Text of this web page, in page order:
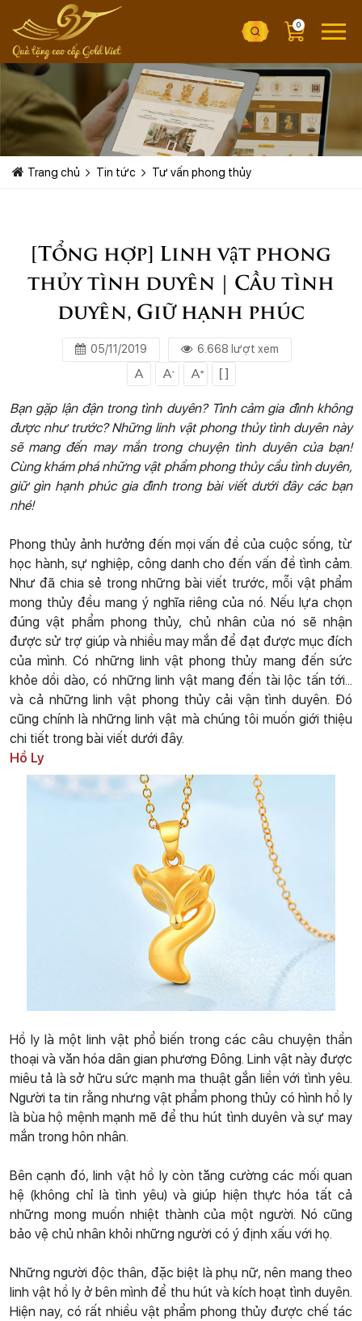
0
Trang chủ Tin tức Tư vấn phong thủy
[Tổng hợp] Linh vật phong
thủy tình duyên | Cầu tình
duyên, Giữ hạnh phúc
05/11/2019 6.668 lượt xem
Bạn gặp lận đận trong tình duyên? Tình cảm gia đình không
được như trước? Những linh vật phong thủy tình duyên này
sẽ mang đến may mắn trong chuyện tình duyên của bạn!
Cùng khám phá những vật phẩm phong thủy cầu tình duyên,
giữ gìn hạnh phúc gia đình trong bài viết dưới đây các bạn
nhé!
Phong thủy ảnh hưởng đến mọi vấn đề của cuộc sống, từ
học hành, sự nghiệp, công danh cho đến vấn đề tình cảm.
Như đã chia sẻ trong những bài viết trước, mỗi vật phẩm
mong thủy đều mang ý nghĩa riêng của nó. Nếu lựa chọn
đúng vật phẩm phong thủy, chủ nhân của nó sẽ nhận
được sử trợ giúp và nhiều may mắn để đạt được mục đích
của mình. Có những linh vật phong thủy mang đến sức
khỏe dồi dào, có những linh vật mang đến tài lộc tấn tới...
và cả những linh vật phong thủy cải vận tình duyên. Đó
cũng chính là những linh vật mà chúng tôi muốn giới thiệu
chi tiết trong bài viết dưới đây.
Hồ Ly
Hồ ly là một linh vật phổ biến trong các câu chuyện thần
thoại và văn hóa dân gian phương Đông. Linh vật này được
miêu tả là sở hữu sức mạnh ma thuật gắn liền với tình yêu.
Người ta tin rằng nhưng vật phẩm phong thủy có hình hồ ly
là bùa hộ mệnh mạnh mẽ để thu hút tình duyên và sự may
mắn trong hôn nhân.
Bên cạnh đó, linh vật hồ ly còn tăng cường các mối quan
hệ (không chỉ là tình yêu) và giúp hiện thực hóa tất cả
những mong muốn nhiệt thành của một người. Nó cũng
bảo vệ chủ nhân khỏi những người có ý định xấu với họ.
Những người độc thân, đặc biệt là phụ nữ, nên mang theo
linh vật hồ ly ở bên mình để thu hút và kích hoạt tình duyên.
Hiện nay, có rất nhiều vật phẩm phong thủy được chế tác